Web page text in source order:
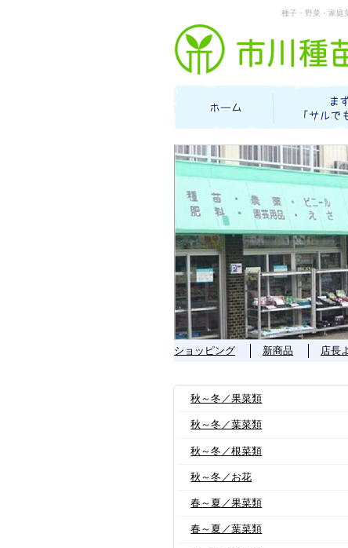
種子・野菜・家庭
ショッピング 新商品 店長
秋～冬／果菜類
秋～冬／葉菜類
秋～冬／根菜類
秋～冬／お花
春～夏／果菜類
春～夏／葉菜類